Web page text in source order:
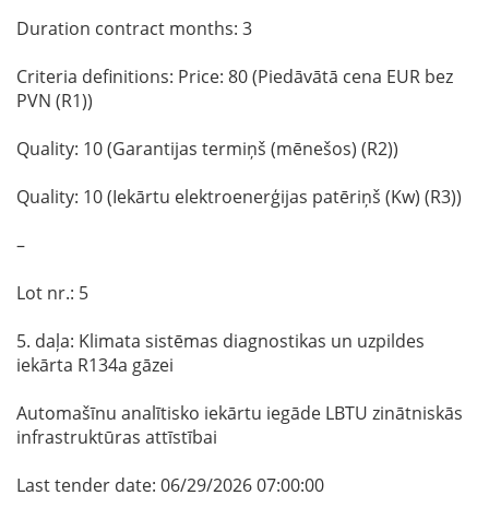
Duration contract months: 3
Criteria definitions: Price: 80 (Piedāvātā cena EUR bez
PVN (R1))
Quality: 10 (Garantijas termiņš (mēnešos) (R2))
Quality: 10 (Iekārtu elektroenerģijas patēriņš (Kw) (R3))
–
Lot nr.: 5
5. daļa: Klimata sistēmas diagnostikas un uzpildes
iekārta R134a gāzei
Automašīnu analītisko iekārtu iegāde LBTU zinātniskās
infrastruktūras attīstībai
Last tender date: 06/29/2026 07:00:00